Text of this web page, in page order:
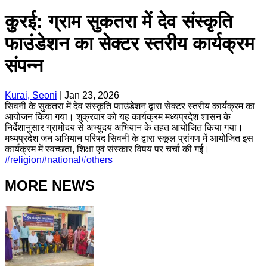
कुरई: ग्राम सुकतरा में देव संस्कृति
फाउंडेशन का सेक्टर स्तरीय कार्यक्रम
संपन्न
Kurai, Seoni
Jan 23, 2026
सिवनी के सुकतरा में देव संस्कृति फाउंडेशन द्वारा सेक्टर स्तरीय कार्यक्रम का
आयोजन किया गया। शुक्रवार को यह कार्यक्रम मध्यप्रदेश शासन के
निर्देशानुसार ग्रामोदय से अभ्युदय अभियान के तहत आयोजित किया गया।
मध्यप्रदेश जन अभियान परिषद सिवनी के द्वारा स्कूल प्रांगण में आयोजित इस
कार्यक्रम में स्वच्छता, शिक्षा एवं संस्कार विषय पर चर्चा की गई।
#religion#national #others
MORE NEWS